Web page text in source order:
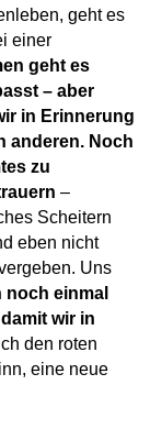
geht es
einer
geht es
– aber
in Erinnerung
anderen. Noch
zu
–
Scheitern
eben nicht
Uns
noch einmal
wir in
den roten
eine neue